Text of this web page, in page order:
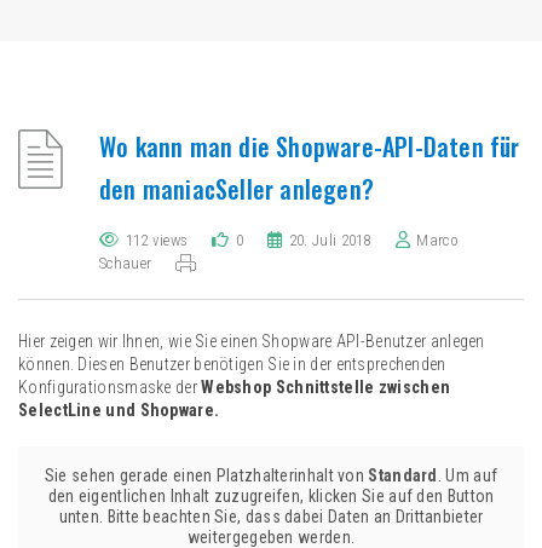
Wo kann man die Shopware-API-Daten für
den maniacSeller anlegen?
112 views 0 20. Juli 2018
Marco
Schauer
Hier zeigen wir Ihnen, wie Sie einen Shopware API-Benutzer anlegen
können. Diesen Benutzer benötigen Sie in der entsprechenden
Konfigurationsmaske derWebshop Schnittstelle zwischen
SelectLine und Shopware.
Sie sehen gerade einen Platzhalterinhalt von Standard
. Um auf
den eigentlichen Inhalt zuzugreifen, klicken Sie auf den Button
unten. Bitte beachten Sie, dass dabei Daten an Drittanbieter
weitergegeben werden.